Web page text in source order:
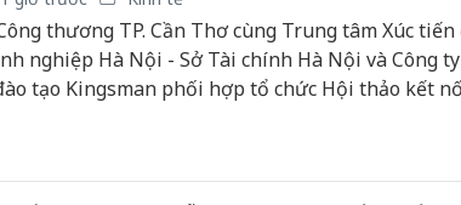
thương TP. Cần Thơ cùng Trung tâm Xúc
nghiệp Hà Nội - Sở Tài chính Hà Nội và Công
tạo Kingsman phối hợp tổ chức Hội thảo kết
tế và trao đổi tìm cơ hội kinh doanh.